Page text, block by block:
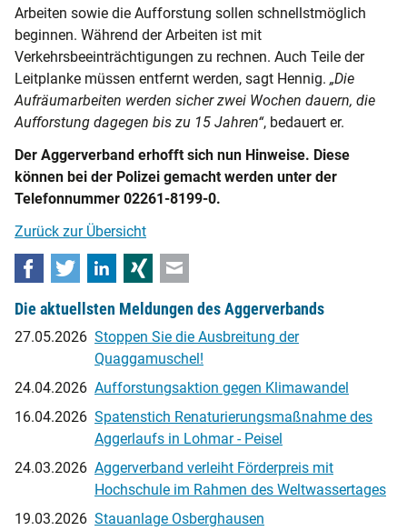
Arbeiten sowie die Aufforstung sollen schnellstmöglich
beginnen. Während der Arbeiten ist mit
Verkehrsbeeinträchtigungen zu rechnen. Auch Teile der
Leitplanke müssen entfernt werden, sagt Hennig. „Die
Aufräumarbeiten werden sicher zwei Wochen dauern, die
Aufforstung dagegen bis zu 15 Jahren“, bedauert er.
Der Aggerverband erhofft sich nun Hinweise. Diese
können bei der Polizei gemacht werden unter der
Telefonnummer 02261-8199-0.
Zurück zur Übersicht
Facebook
Twitter LinkedInXing
Die aktuellsten Meldungen des Aggerverbands
27.05.2026 Stoppen Sie die Ausbreitung der
Quaggamuschel!
24.04.2026 Aufforstungsaktion gegen Klimawandel
16.04.2026 Spatenstich Renaturierungsmaßnahme des
Aggerlaufs in Lohmar - Peisel
24.03.2026 Aggerverband verleiht Förderpreis mit
Hochschule im Rahmen des Weltwassertages
19.03.2026 Stauanlage Osberghausen